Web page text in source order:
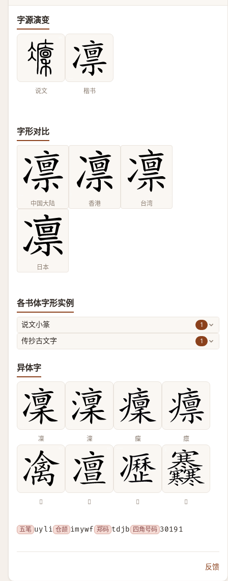
字源演变
说文 楷书
字形对比
中国大陆 香港 台湾
日本
各书体字形实例
说文小篆 1
传抄古文字 1
异体字
凜 澟 癛 癝
𠘅 𠘐 𠘟 𡬜
五笔 uyli 仓颉 imywf 郑码 tdjb 四角号码 30191
反馈